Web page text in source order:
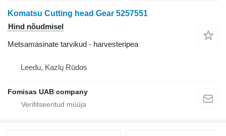
Komatsu Cutting head Gear 5257551
Hind nõudmisel
Metsamasinate tarvikud - harvesteripea
Leedu, Kazlų Rūdos
Fomisas UAB company